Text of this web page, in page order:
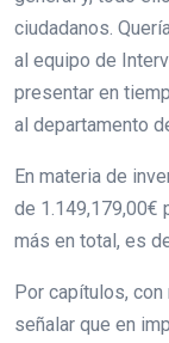
ciudadanos.
al equipo de
presentar en
al departamento
En materia de
de 1.149,179,00€
más en total, es
Por capítulos,
señalar que en